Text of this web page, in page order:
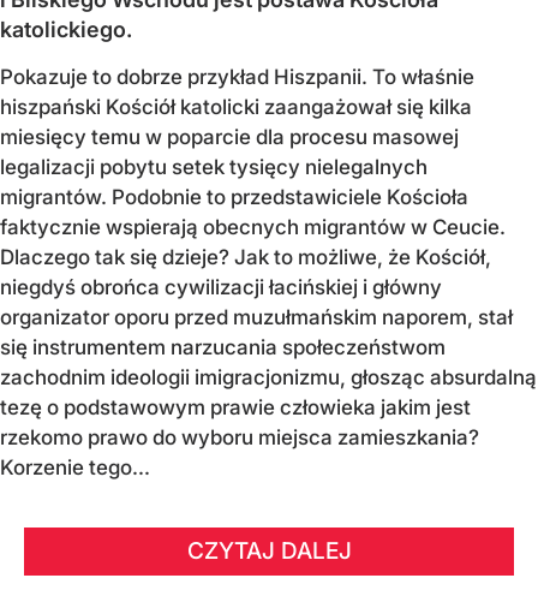
katolickiego.
Pokazuje to dobrze przykład Hiszpanii. To właśnie
hiszpański Kościół katolicki zaangażował się kilka
miesięcy temu w poparcie dla procesu masowej
legalizacji pobytu setek tysięcy nielegalnych
migrantów. Podobnie to przedstawiciele Kościoła
faktycznie wspierają obecnych migrantów w Ceucie.
Dlaczego tak się dzieje? Jak to możliwe, że Kościół,
niegdyś obrońca cywilizacji łacińskiej i główny
organizator oporu przed muzułmańskim naporem, stał
się instrumentem narzucania społeczeństwom
zachodnim ideologii imigracjonizmu, głosząc absurdalną
tezę o podstawowym prawie człowieka jakim jest
rzekomo prawo do wyboru miejsca zamieszkania?
Korzenie tego...
CZYTAJ DALEJ